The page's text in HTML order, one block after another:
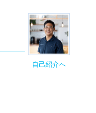
自己紹介へ